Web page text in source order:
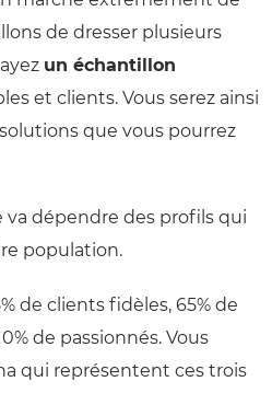
de dresser plusieurs
un échantillon
et clients. Vous serez ainsi
que vous pourrez
va dépendre des profils qui
population.
de clients fidèles, 65% de
de passionnés. Vous
qui représentent ces trois